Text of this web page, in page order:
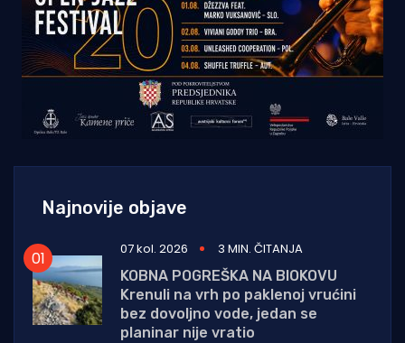
Najnovije objave
07 kol. 2026
3 MIN. ČITANJA
KOBNA POGREŠKA NA BIOKOVU
Krenuli na vrh po paklenoj vrućini
bez dovoljno vode, jedan se
planinar nije vratio